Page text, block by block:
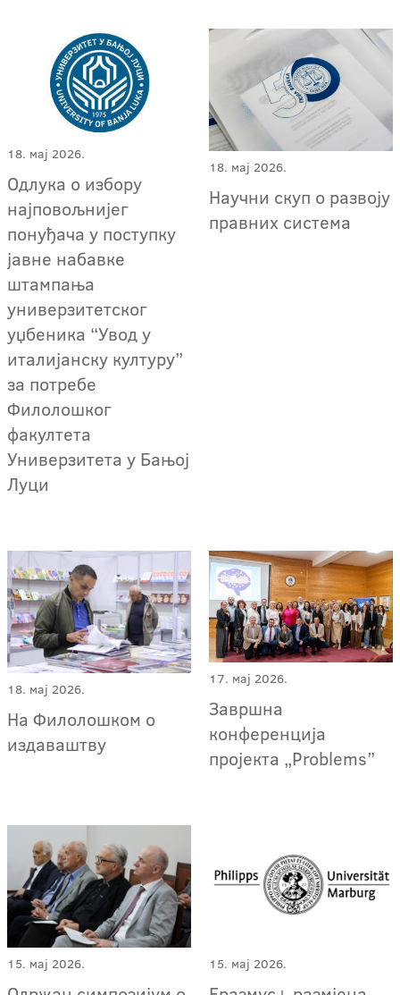
18. мај 2026.
Одлука о избору
најповољнијег
понуђача у поступку
јавне набавке
штампања
универзитетског
уџбеника “Увод у
италијанску културу”
за потребе
Филолошког
факултета
Универзитета у Бањој
Луци
18. мај 2026.
Научни скуп о развоју
правних система
18. мај 2026.
На Филолошком о
издаваштву
17. мај 2026.
Завршна
конференција
пројекта „Problems”
15. мај 2026. 15. мај 2026.